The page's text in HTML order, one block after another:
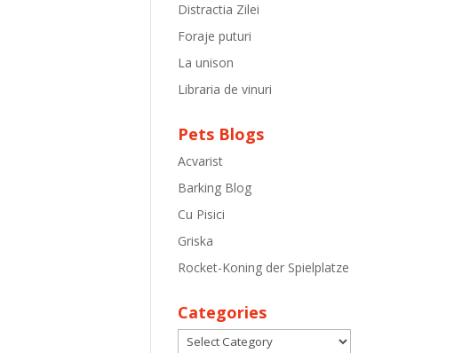
Distractia Zilei
Foraje puturi
La unison
Libraria de vinuri
Pets Blogs
Acvarist
Barking Blog
Cu Pisici
Griska
Rocket-Koning der Spielplatze
Categories
Categories